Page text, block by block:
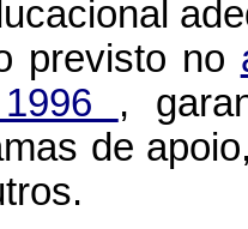
previsto no
,
de